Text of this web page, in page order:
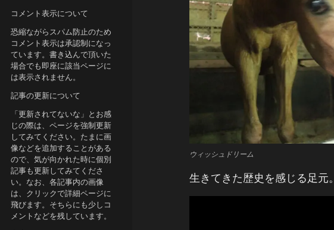
ウィッシュドリーム
生きてきた歴史を感じる足元。
コメント表示について
恐縮ながらスパム防止のため
コメント表示は承認制になっ
ています。書き込んで頂いた
場合でも即座に該当ページに
は表示されません。
記事の更新について
「更新されてないな」とお感
じの際は、ページを強制更新
してみてください。たまに画
像などを追加することがある
ので、気が向かれた時に個別
記事も更新してみてくださ
い。なお、各記事内の画像
は、クリックで詳細ページに
飛びます。そちらにも少しコ
メントなどを残しています。